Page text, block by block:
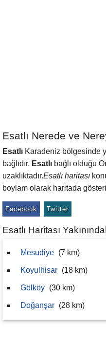
Esatlı Nerede ve
Esatlı Karadeniz bölgesinde
bağlıdır. Esatlı bağlı olduğu
uzaklıktadır.Esatlı haritası
boylam olarak haritada
Facebook Twitter
Esatlı Haritası
Mesudiye (7 km)
Koyulhisar (18 km)
Gölköy (30 km)
Doğanşar (28 km)